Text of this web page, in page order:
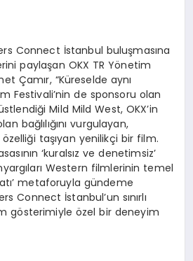
Connect İstanbul buluşmasına
paylaşan OKX TR Yönetim
Çamır, “Küreselde aynı
Festivali’nin de sponsoru olan
üstlendiği Mild Mild West, OKX’in
bağlılığını vurgulayan,
taşıyan yenilikçi bir film.
‘kuralsız ve denetimsiz’
Western filmlerinin temel
metaforuyla gündeme
Connect İstanbul’un sınırlı
gösterimiyle özel bir deneyim